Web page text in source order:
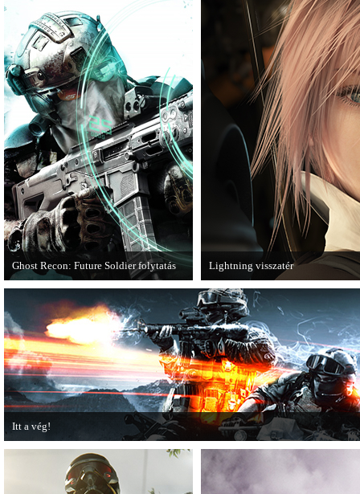
Ghost Recon: Future Soldier folytatás
Több jel is utal arra, hogy készülőben
van a Ghost Recon: Future Soldier
következő epizódja.
Lightning visszatér
Megjött a Lightning Returns:
Itt a vég!
Hamarosan minden infó kiderül a Battlefield 3 utolsó, End Game